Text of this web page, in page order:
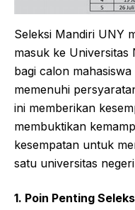
Seleksi Mandiri UNY
masuk ke Universitas
bagi calon
memenuhi
ini memberikan
membuktikan
kesempatan untuk
satu universitas
1. Poin Penting